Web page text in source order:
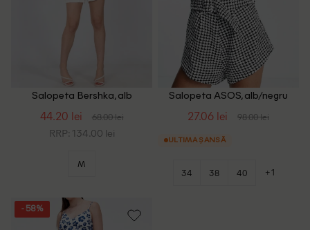
Salopeta Bershka, alb
44.20 lei 68.00 lei
RRP: 134.00 lei
M
Salopeta ASOS, alb/negru
27.06 lei 98.00 lei
ULTIMA ȘANSĂ
34 38 40 +1
- 58%